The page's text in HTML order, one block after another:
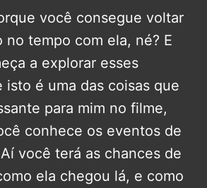
você consegue voltar
no tempo com ela, né? E
a explorar esses
isto é uma das coisas que
para mim no filme,
conhece os eventos de
você terá as chances de
ela chegou lá, e como